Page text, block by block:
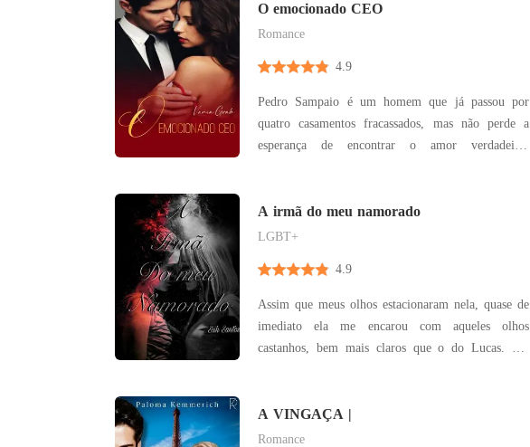
por traumas e silêncio. A única coisa que as une é
a família
O emocionado CEO
Romance
4.9
Pedro Sampaio é um homem que já passou por
quatro casamentos fracassados, mas não perde a
esperança de encontrar o amor verdadeiro.
que desde a infância sofre com a violência de seu
pai. Mas quando P
A irmã do meu namorado
LGBT+
4.9
Assim que meus olhos estacionaram nela, quase de
imediato ela me encarou com aqueles olhos
castanhos, bem mais claros que o do Lucas. Ela
levantado e vinha em nossa direção. Se o lucas é a
personificação
A VINGAÇA |
Romance